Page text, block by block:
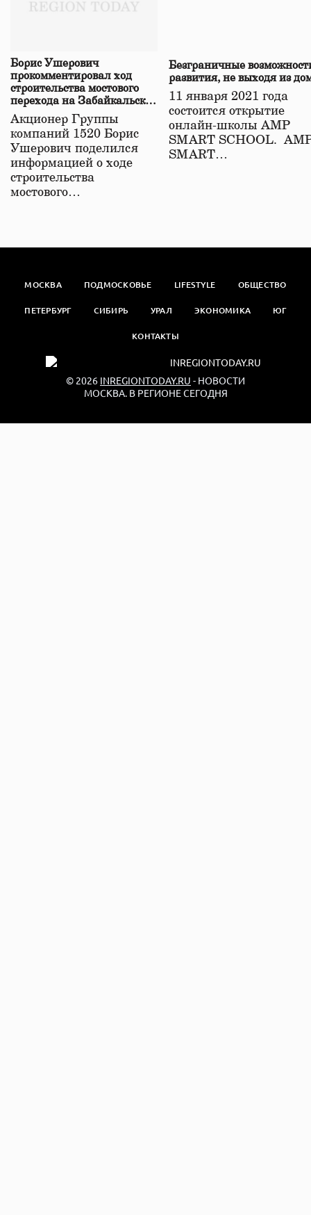
Борис Ушерович
прокомментировал ход
строительства мостового
перехода на Забайкальской
железной дороге
Акционер Группы
компаний 1520 Борис
Ушерович поделился
информацией о ходе
строительства
мостового…
Безграничные
развития, не выходя из
11 января 2021 года
состоится открытие
онлайн-школы АМР
SMART SCHOOL.
SMART…
МОСКВА ПОДМОСКОВЬЕ LIFESTYLE ОБЩЕСТВО
ПЕТЕРБУРГ СИБИРЬ УРАЛ ЭКОНОМИКА ЮГ
КОНТАКТЫ
© 2026 INREGIONTODAY.RU - НОВОСТИ
МОСКВА. В РЕГИОНЕ СЕГОДНЯ